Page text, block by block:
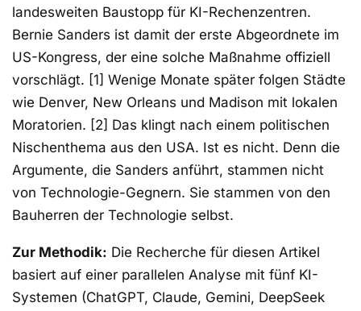
landesweiten Baustopp für KI-Rechenzentren.
Bernie Sanders ist damit der erste Abgeordnete im
US-Kongress, der eine solche Maßnahme offiziell
vorschlägt. [1] Wenige Monate später folgen Städte
wie Denver, New Orleans und Madison mit lokalen
Moratorien. [2] Das klingt nach einem politischen
Nischenthema aus den USA. Ist es nicht. Denn die
Argumente, die Sanders anführt, stammen nicht
von Technologie-Gegnern. Sie stammen von den
Bauherren der Technologie selbst.
Zur Methodik: Die Recherche für diesen Artikel
basiert auf einer parallelen Analyse mit fünf KI-
Systemen (ChatGPT, Claude, Gemini, DeepSeek